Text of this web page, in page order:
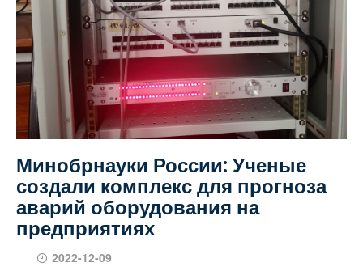
Минобрнауки России: Ученые
создали комплекс для прогноза
аварий оборудования на
предприятиях
2022-12-09